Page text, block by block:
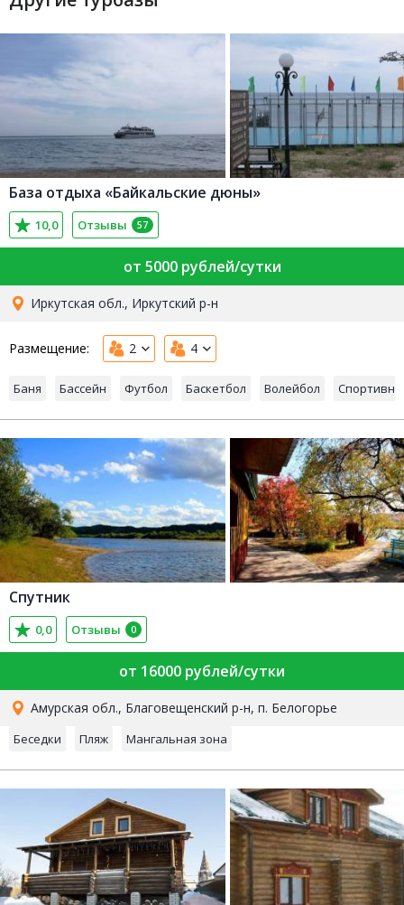
База отдыха «Байкальские дюны»
10,0 Отзывы 57
от 5000 рублей/сутки
Иркутская обл., Иркутский р-н
Размещение: 2 4
Баня Бассейн Футбол Баскетбол Волейбол
Спутник
0,0 Отзывы 0
от 16000 рублей/сутки
Амурская обл., Благовещенский р-н, п. Белогорье
Беседки Пляж Мангальная зона